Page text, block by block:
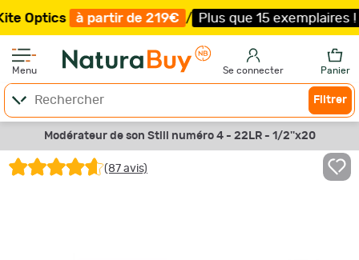
à partir de 219€ / Plus que 15 exemplaires ! /
Menu Se connecter Panier
Filtrer
Modérateur de son Still numéro 4 - 22LR - 1/2''x20
(87 avis)